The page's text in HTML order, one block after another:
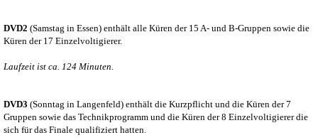
DVD2 (Samstag in Essen) enthält alle Küren der 15 A- und B-Gruppen sowie die
Küren der 17 Einzelvoltigierer.
Laufzeit ist ca. 124 Minuten.
DVD3 (Sonntag in Langenfeld) enthält die Kurzpflicht und die Küren der 7
Gruppen sowie das Technikprogramm und die Küren der 8 Einzelvoltigierer die
sich für das Finale qualifiziert hatten.